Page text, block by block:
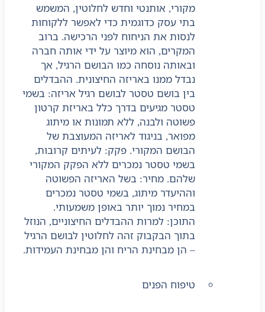
מקורי, אותנטי וחדש לחלוטין, המשמש
בתי עסק כדוגמית כדי לאפשר ללקוחות
לנסות את הניחוח לפני הרכישה. ברוב
המקרים, הוא מיוצר על ידי אותה חברה
ובאותה נוסחה כמו הבושם הרגיל, אך
נבדל ממנו באריזה החיצונית. ההבדלים
בין בושם טסטר לבושם רגיל אריזה: בשמי
טסטר מגיעים בדרך כלל באריזת קרטון
פשוטה ולבנה, ללא תמונות או מיתוג
מפואר, בניגוד לאריזה המעוצבת של
הבושם המקורי. פקק: לעיתים קרובות,
בשמי טסטר נמכרים ללא הפקק המקורי
שלהם. מחיר: בשל האריזה הפשוטה
וההיעדר מיתוג, בשמי טסטר נמכרים
במחיר נמוך יותר באופן משמעותי.
התוכן: למרות ההבדלים החיצוניים, הנוזל
בתוך הבקבוק זהה לחלוטין לבושם הרגיל
– הן מבחינת הריח והן מבחינת העמידות.
טיפוח הפנים